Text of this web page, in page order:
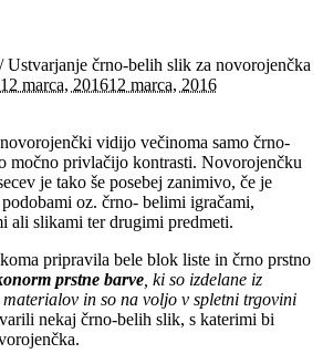
/Ustvarjanje črno-belih slik za novorojenčka
12 marca, 201612 marca, 2016
vidijo večinoma samo črno-
močno privlačijo kontrasti. Novorojenčku
je tako še posebej zanimivo, če je
oz. črno- belimi igračami,
ali slikami ter drugimi predmeti.
pripravila bele blok liste in črno prstno
prstne barve , ki so izdelane iz
in so na voljo v spletni trgovini
nekaj črno-belih slik, s katerimi bi